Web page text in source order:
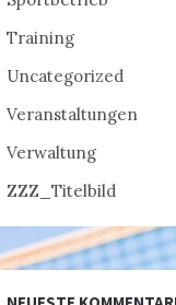
Training
Uncategorized
Veranstaltungen
Verwaltung
ZZZ_Titelbild